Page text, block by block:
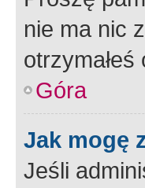
nie ma nic
Góra
Jak mogę
Jeśli